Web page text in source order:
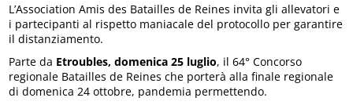
L’Association Amis des Batailles de Reines invita gli allevatori e
i partecipanti al rispetto maniacale del protocollo per garantire
il distanziamento.
Parte da Etroubles, domenica 25 luglio, il 64° Concorso
regionale Batailles de Reines che porterà alla finale regionale
di domenica 24 ottobre, pandemia permettendo.